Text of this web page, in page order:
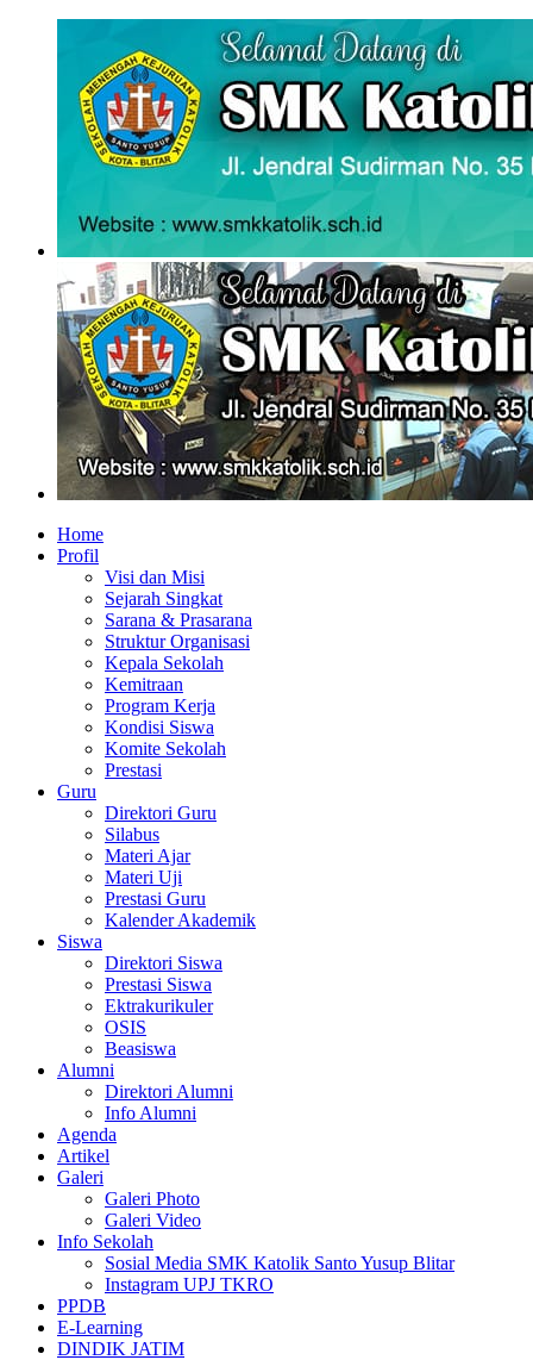
Home
Profil
Visi dan Misi
Sejarah Singkat
Sarana & Prasarana
Struktur Organisasi
Kepala Sekolah
Kemitraan
Program Kerja
Kondisi Siswa
Komite Sekolah
Prestasi
Guru
Direktori Guru
Silabus
Materi Ajar
Materi Uji
Prestasi Guru
Kalender Akademik
Siswa
Direktori Siswa
Prestasi Siswa
Ektrakurikuler
OSIS
Beasiswa
Alumni
Direktori Alumni
Info Alumni
Agenda
Artikel
Galeri
Galeri Photo
Galeri Video
Info Sekolah
Sosial Media SMK Katolik Santo Yusup Blitar
Instagram UPJ TKRO
PPDB
E-Learning
DINDIK JATIM